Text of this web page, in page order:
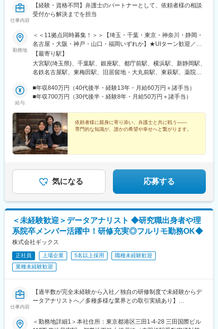
・担当ユニットの管理(売上、目標など)
・メンバーフォロー等
■特徴：
＜チーム連携＞
税務に関わる様々な分野のエキスパートが集結し、案件によって
は、
チームを組んで業務を進めることもあります。チーム連携を通じ
スキルを磨くことが出来る環境です。
中小企業が主な顧問先になりますが、医療法人、公益法人、社会
福祉法人、地方公共団体、海外法人、そして個人と、幅広いお客
様に対して、税務サービスを提供しています。お仕事を通じて、
幅広い分野での税務・会計業務を経験出来ます。
変更の範囲：会社の定める業務
仕事内容
【経験・資格不問】弁護士のパートナーとして、依頼者様の相談
受付から解決までを担当
勤務地
＜＜11拠点同時募集！＞＞【埼玉・千葉・東京・神奈川・静岡・
名古屋・大阪・神戸・山口・福岡いずれか】★UIターン歓迎／希
望を考慮／駅チカ多数■大宮事務所 ┗さいたま市大宮区宮町1丁
目38-1 KDX大宮ビル2階■千葉事務所 ┗千葉市中央区新町1番
地17 JPR千葉ビル9階■銀座事務所 ┗中央区銀座5-1-15 第一
ルディング22階■横浜事務所 ┗横浜市神奈川区鶴屋町2-23-2
TSプラザビルディング13階■静岡事務所 ┗静岡市葵区追手町2-
駅南1-16-28 EDGE名駅9階■大阪事務所 ┗大阪市北区西天満4-
8-17 宇治電ビルディング606号■神戸事務所 ┗神戸市中央区浪
花町59 神戸朝日ビル11階■萩事務所 ┗萩市吉田町64番地2■福
岡事務所 ┗福岡市中央区薬院3丁目3番5号 オフィスニューガ
イアLAPIS薬院 4階A号室※勤務地は希望を最大限考慮いたします
【最寄り駅】
大宮駅(埼玉県)、千葉駅、銀座駅、都庁前駅、横浜駅、新静岡駅、
名鉄名古屋駅、東梅田駅、旧居留地・大丸前駅、東萩駅、薬院
なにわ橋駅、三宮・花時計前駅、薬院大通駅、有楽町駅、西新宿
五丁目駅、反町駅、日吉町駅、近鉄名古屋駅、大江橋駅、神戸三
給与
■年収840万円（40代後半・経験13年・月給60万円＋諸手当）
■年収700万円（30代後半・経験8年・月給50万円＋諸手当）
依頼者様に親身に寄り添い、弁護士と共に戦う――
専門的な知識が、誰かの希望や幸せへと繋がります。
気になる 応募する
＜未経験歓迎＞データアナリスト ◆研究職出身者や理
系院卒メンバー活躍中！研修充実◎フルリモ勤務OK◆
株式会社ギックス
正社員 上場企業 5名以上採用
職種未経験歓迎
業種未経験歓迎
仕事内容
【過半数が完全未経験から入社／独自の研修制度で未経験からデ
ータアナリストへ／多種多様な業界との取引実績あり】
データを活用して企業の業務課題を解決する当社にて、データア
ナリストを募集いたします。
＜勤務地詳細1＞本社住所：東京都港区三田1-4-28 三田国際ビル